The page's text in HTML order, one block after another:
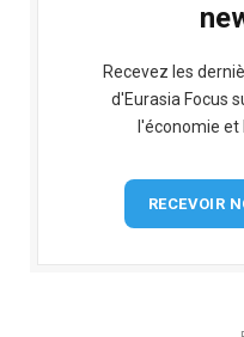
Recevez les
d'Eurasia Focus
l'économie et
RECEVOIR